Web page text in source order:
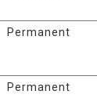
Permanent
Permanent